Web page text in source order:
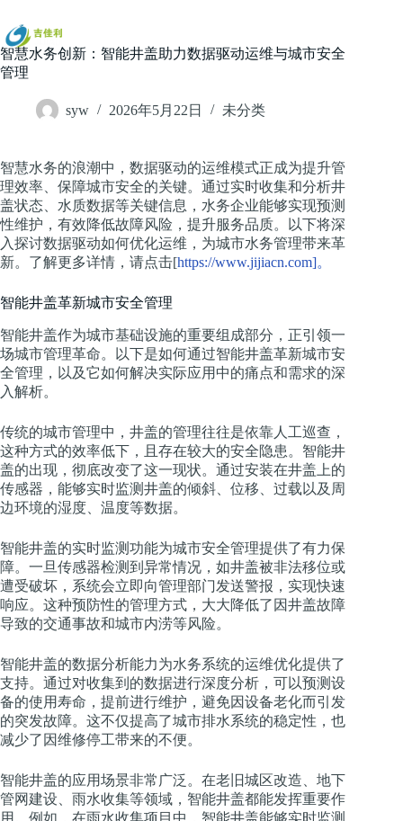
过
内
容
智慧水务创新：智能井盖助力数据驱动运维与城市安全
管理
syw 2026年5月22日 未分类
智慧水务的浪潮中，数据驱动的运维模式正成为提升管
理效率、保障城市安全的关键。通过实时收集和分析井
盖状态、水质数据等关键信息，水务企业能够实现预测
性维护，有效降低故障风险，提升服务品质。以下将深
入探讨数据驱动如何优化运维，为城市水务管理带来革
新。了解更多详情，请点击[https://www.jijiacn.com]。
智能井盖革新城市安全管理
智能井盖作为城市基础设施的重要组成部分，正引领一
场城市管理革命。以下是如何通过智能井盖革新城市安
全管理，以及它如何解决实际应用中的痛点和需求的深
入解析。
传统的城市管理中，井盖的管理往往是依靠人工巡查，
这种方式的效率低下，且存在较大的安全隐患。智能井
盖的出现，彻底改变了这一现状。通过安装在井盖上的
传感器，能够实时监测井盖的倾斜、位移、过载以及周
边环境的湿度、温度等数据。
智能井盖的实时监测功能为城市安全管理提供了有力保
障。一旦传感器检测到异常情况，如井盖被非法移位或
遭受破坏，系统会立即向管理部门发送警报，实现快速
响应。这种预防性的管理方式，大大降低了因井盖故障
导致的交通事故和城市内涝等风险。
智能井盖的数据分析能力为水务系统的运维优化提供了
支持。通过对收集到的数据进行深度分析，可以预测设
备的使用寿命，提前进行维护，避免因设备老化而引发
的突发故障。这不仅提高了城市排水系统的稳定性，也
减少了因维修停工带来的不便。
智能井盖的应用场景非常广泛。在老旧城区改造、地下
管网建设、雨水收集等领域，智能井盖都能发挥重要作
用。例如，在雨水收集项目中，智能井盖能够实时监测